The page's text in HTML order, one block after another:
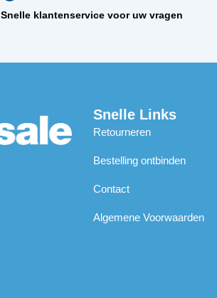
Snelle klantenservice voor uw vragen
Snelle Links
Retourneren
Bestelling ontbinden
Contact
Algemene Voorwaarden